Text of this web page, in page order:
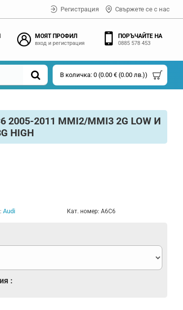
Регистрация Свържете се с нас
МОЯТ ПРОФИЛ
вход и регистрация
ПОРЪЧАЙТЕ НА
0885 578 453
В количка: 0 (0.00 € (0.00 лв.))
2011 MMI2/MMI3 2G LOW И
HIGH
Audi Кат. номер: A6C6
: